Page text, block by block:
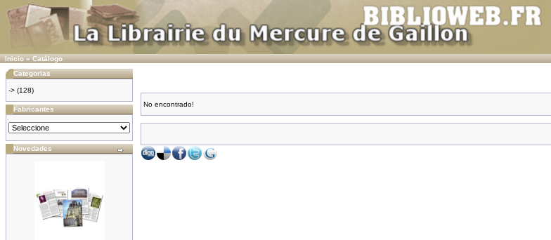
Inicio»Catálogo
Categorias
-> (128)
Fabricantes
Novedades
No encontrado!